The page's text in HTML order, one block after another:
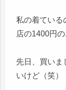
私の着ている
店の1400円
先日、買いま
いけど（笑）